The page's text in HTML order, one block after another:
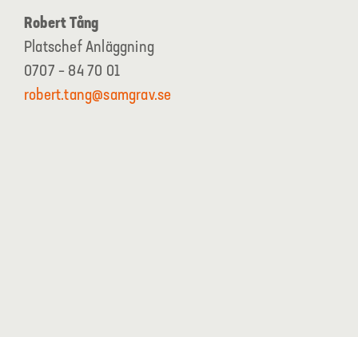
Robert Tång
Platschef Anläggning
0707 – 84 70 01
robert.tang@samgrav.se